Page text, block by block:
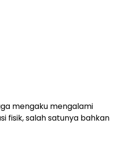
mengaku mengalami
fisik, salah satunya bahkan